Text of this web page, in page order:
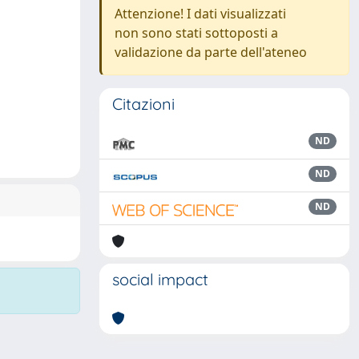
Attenzione! I dati visualizzati
non sono stati sottoposti a
validazione da parte dell'ateneo
Citazioni
ND
ND
ND
social impact